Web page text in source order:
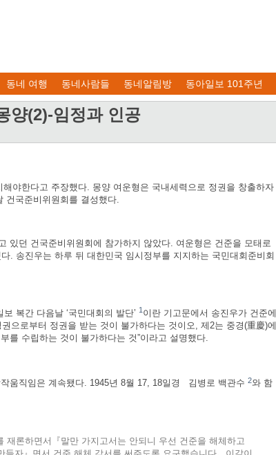
동네 여행 동네사람들 동네알림방 동아일보 101주년
(2)-임정과 인공
야한다고 주장했다. 몽양 여운형은 국내세력으로 정권을 창출하자
건국준비위원회를 결성했다.
있던 건국준비위원회에 참가하지 않았다. 여운형은 건준을 모태로
. 송진우는 하루 뒤 대한민국 임시정부를 지지하는 국민대회준비회
복간 다음날 ‘국민대회의 발단’ 1 이란 기고문에서 송진우가 건준에
으로부터 정권을 받는 것이 불가하다는 것이오, 제2는 중경(重慶)에
를 수립하는 것이 불가하다는 것”이라고 설명했다.
움직임은 계속됐다. 1945년 8월 17, 18일경 김병로 백관수 2와 함
재론하면서『말만 가지고서는 안되니 우선 건준을 해체하고